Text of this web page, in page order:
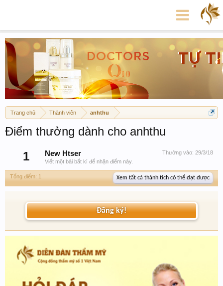
Trang chủ Thành viên anhthu
Điểm thưởng dành cho anhthu
1
Thưởng vào: 29/3/18
New Htser
Viết một bài bất kì để nhận điểm này.
Tổng điểm: 1 Xem tất cả thành tích có thể đạt được
Đăng ký!